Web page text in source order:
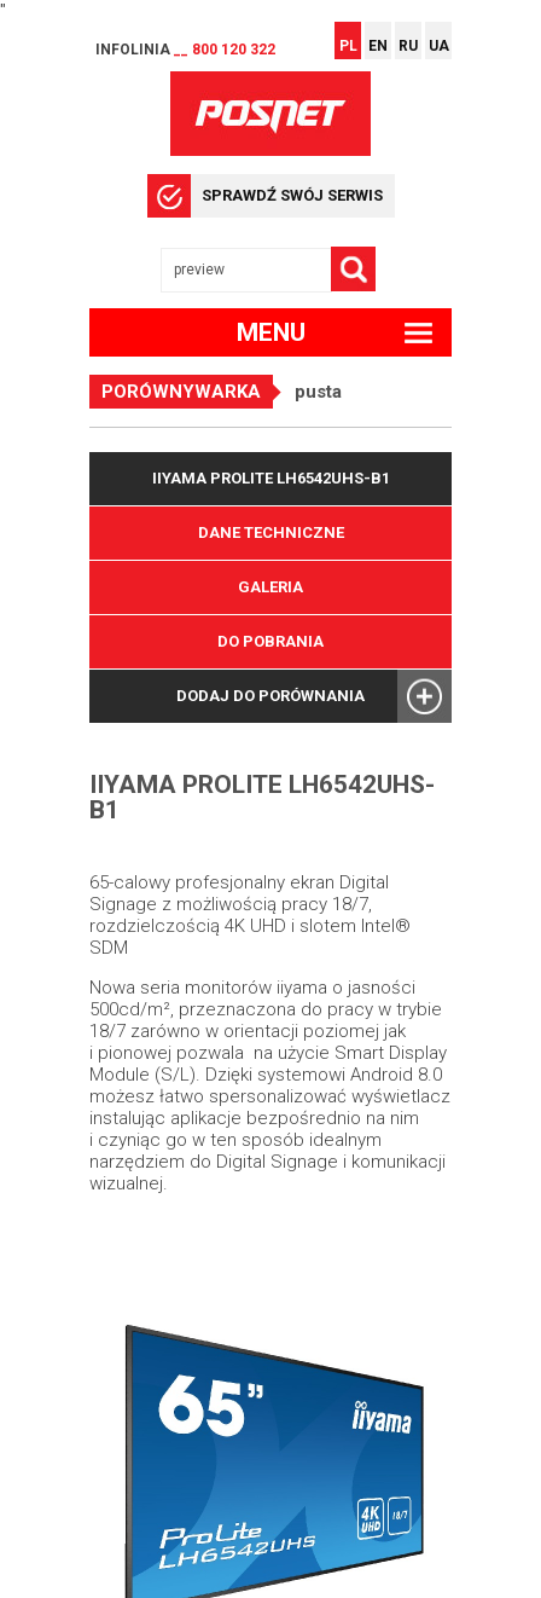
"
INFOLINIA __ 800 120 322 PL EN RU UA
SPRAWDŹ SWÓJ SERWIS
MENU
PORÓWNYWARKA pusta
IIYAMA PROLITE LH6542UHS-B1
DANE TECHNICZNE
GALERIA
DO POBRANIA
DODAJ DO PORÓWNANIA
IIYAMA PROLITE LH6542UHS-
B1
65-calowy profesjonalny ekran Digital
Signage z możliwością pracy 18/7,
rozdzielczością 4K UHD i slotem Intel®
SDM
Nowa seria monitorów iiyama o jasności
500cd/m², przeznaczona do pracy w trybie
18/7 zarówno w orientacji poziomej jak
i pionowej pozwala na użycie Smart Display
Module (S/L). Dzięki systemowi Android 8.0
możesz łatwo spersonalizować wyświetlacz
instalując aplikacje bezpośrednio na nim
i czyniąc go w ten sposób idealnym
narzędziem do Digital Signage i komunikacji
wizualnej.